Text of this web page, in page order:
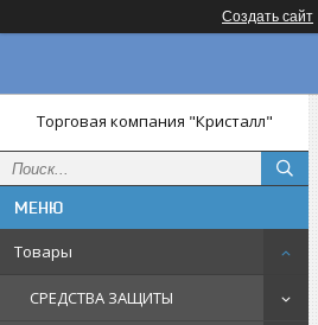
Создать сайт
Торговая компания "Кристалл"
Товары
СРЕДСТВА ЗАЩИТЫ